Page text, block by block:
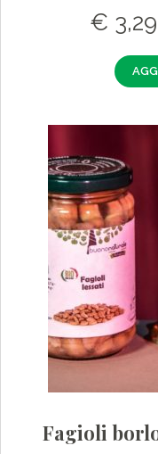
€ 3,29
Fagioli